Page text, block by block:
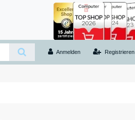
Anmelden Registrieren